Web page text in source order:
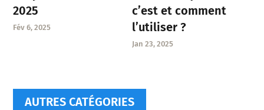
2025
Fév 6, 2025
c’est et comment
l’utiliser ?
Jan 23, 2025
AUTRES CATÉGORIES